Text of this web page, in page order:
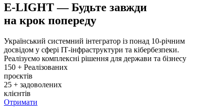
E-LIGHT — Будьте завжди
на крок попереду
Український системний інтегратор із понад 10-річним
досвідом у сфері ІТ-інфраструктури та кібербезпеки.
Реалізуємо комплексні рішення для держави та бізнесу
150 + Реалізованих
проєктів
25 + задоволених
клієнтів
Отримати